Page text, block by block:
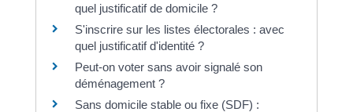
quel justificatif de domicile ?
S'inscrire sur les listes électorales : avec
quel justificatif d'identité ?
Peut-on voter sans avoir signalé son
déménagement ?
Sans domicile stable ou fixe (SDF) :